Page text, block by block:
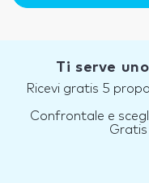
Ti serve
Ricevi gratis 5
Confrontale e